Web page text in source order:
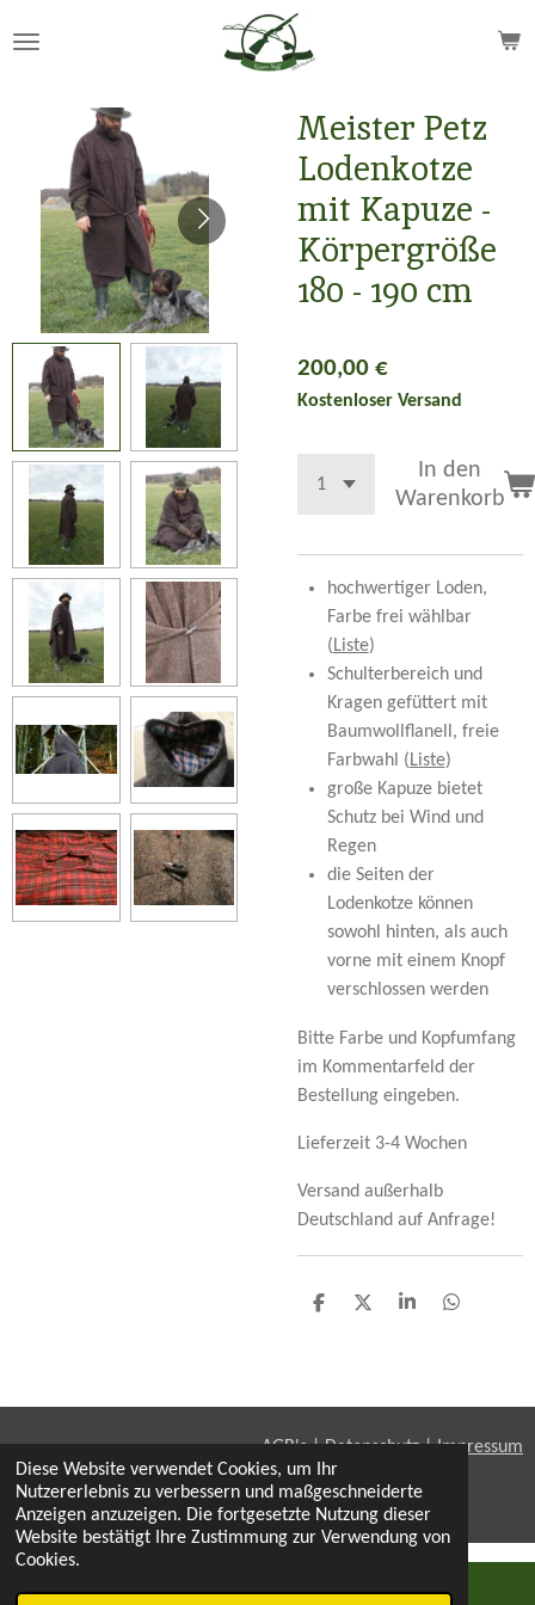
Diese Website verwendet Cookies, um Ihr
Nutzererlebnis zu verbessern und maßgeschneiderte
Anzeigen anzuzeigen. Die fortgesetzte Nutzung dieser
Website bestätigt Ihre Zustimmung zur Verwendung von
Cookies.
Hauptinhalt
Meister Petz
Lodenkotze
mit Kapuze -
Körpergröße
180 - 190 cm
200,00 €
Kostenloser Versand
In den
Warenkorb
hochwertiger Loden,
Farbe frei wählbar
(Liste)
Schulterbereich und
Kragen gefüttert mit
Baumwollflanell, freie
Farbwahl (Liste)
große Kapuze bietet
Schutz bei Wind und
Regen
die Seiten der
Lodenkotze können
sowohl hinten, als auch
vorne mit einem Knopf
verschlossen werden
Bitte Farbe und Kopfumfang
im Kommentarfeld der
Bestellung eingeben.
Lieferzeit 3-4 Wochen
Versand außerhalb
Deutschland auf Anfrage!
T
n
T
n
T
n
T
n
AGB's|Datenschutz|Impressum
© 2021 - 2026 Kissen-Hoff
Mit Unterstützung von Webador